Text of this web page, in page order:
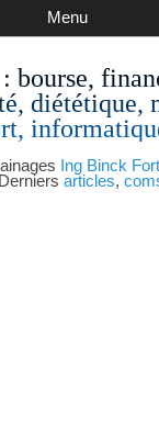
: bourse,
diététique,
Ing Binck
articles,
Menu